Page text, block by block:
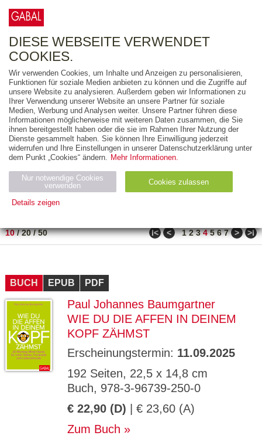
FREITEXT
AUSGABEART
AUS DER REIHE
ZUM THEMA
Neuerscheinung
Bestseller
PREIS
10/20/50 ǀ< < 1 2 3 4 5 6 7 > >ǀ
BUCH EPUB PDF
Paul Johannes Baumgartner
WIE DU DIE AFFEN IN DEINEM
KOPF ZÄHMST
Erscheinungstermin: 11.09.2025
192 Seiten, 22,5 x 14,8 cm
Buch, 978-3-96739-250-0
€ 22,90 (D) | € 23,60 (A)
Zum Buch
DIESE WEBSEITE VERWENDET
COOKIES.
Wir verwenden Cookies, um Inhalte und Anzeigen zu personalisieren,
Funktionen für soziale Medien anbieten zu können und die Zugriffe auf
unsere Website zu analysieren. Außerdem geben wir Informationen zu
Ihrer Verwendung unserer Website an unsere Partner für soziale
Medien, Werbung und Analysen weiter. Unsere Partner führen diese
Informationen möglicherweise mit weiteren Daten zusammen, die Sie
ihnen bereitgestellt haben oder die sie im Rahmen Ihrer Nutzung der
Dienste gesammelt haben. Sie können Ihre Einwilligung jederzeit
widerrufen und Ihre Einstellungen in unserer Datenschutzerklärung unter
dem Punkt „Cookies“ ändern. Mehr Informationen.
Nur notwendige Cookies
verwenden
Cookies zulassen
Details zeigen
Name Zweck
Ty
ESSION
_ID
verlag.
de
Session verwendet
GV_CO
OKIES
gabal-
Speichert den Zustimmungsstatus des
Benutzers für Cookies auf der aktuellen
Domäne.
ge